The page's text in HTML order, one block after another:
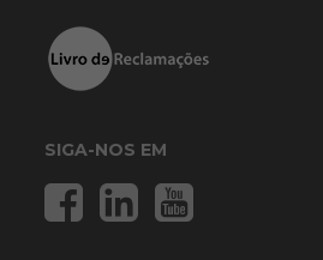
SIGA-NOS EM